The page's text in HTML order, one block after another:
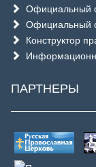
Официальный
Официальный
Конструктор
ПАРТНЕРЫ